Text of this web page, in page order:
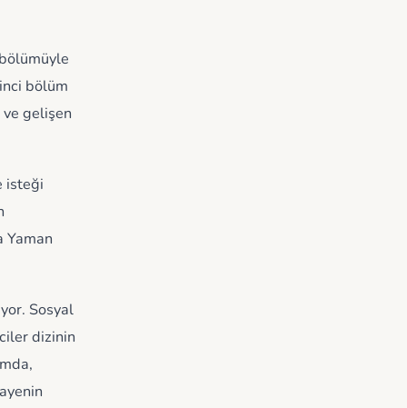
bölüm
gelişen
isteği
Yaman
Sosyal
dizinin